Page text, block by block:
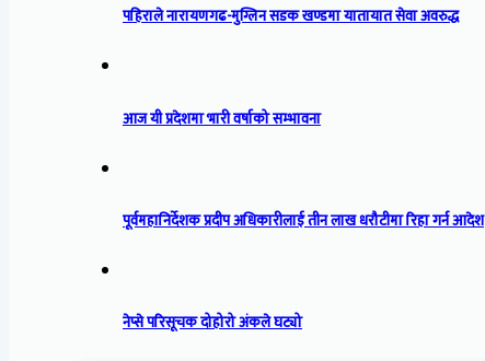
पहिराले नारायणगढ-मुग्लिन सडक खण्डमा यातायात सेवा अवरुद्ध
आज यी प्रदेशमा भारी वर्षाको सम्भावना
पूर्वमहानिर्देशक प्रदीप अधिकारीलाई तीन लाख धरौटीमा रिहा गर्न आदेश
नेप्से परिसूचक दोहोरो अंकले घट्यो